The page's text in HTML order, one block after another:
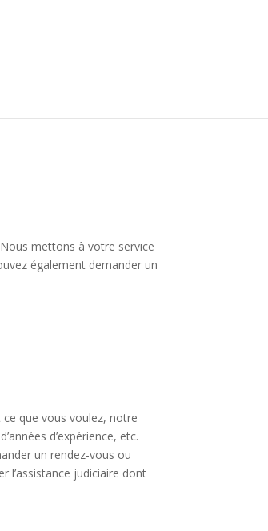
mettons à votre service
également demander un
que vous voulez, notre
d’expérience, etc.
un rendez-vous ou
l’assistance judiciaire dont